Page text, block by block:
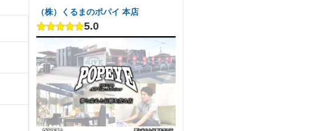
（株）くるまのポパイ 本店
5.0